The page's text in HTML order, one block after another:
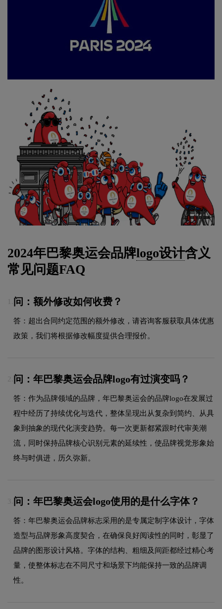
2024年巴黎奥运会品牌logo设计含义
常见问题FAQ
问：额外修改如何收费？
答：超出合同约定范围的额外修改，请咨询客服获取具体优惠
政策，我们将根据修改幅度提供合理报价。
2. 问：年巴黎奥运会品牌logo有过演变吗？
答：作为品牌领域的品牌，年巴黎奥运会的品牌logo在发展过
程中经历了持续优化与迭代，整体呈现出从复杂到简约、从具
象到抽象的现代化演变趋势。每一次更新都紧跟时代审美潮
流，同时保持品牌核心识别元素的延续性，使品牌视觉形象始
终与时俱进，历久弥新。
3. 问：年巴黎奥运会logo使用的是什么字体？
答：年巴黎奥运会品牌标志采用的是专属定制字体设计，字体
造型与品牌形象高度契合，在确保良好阅读性的同时，彰显了
品牌的图形设计风格。字体的结构、粗细及间距都经过精心考
量，使整体标志在不同尺寸和场景下均能保持一致的品牌调
性。